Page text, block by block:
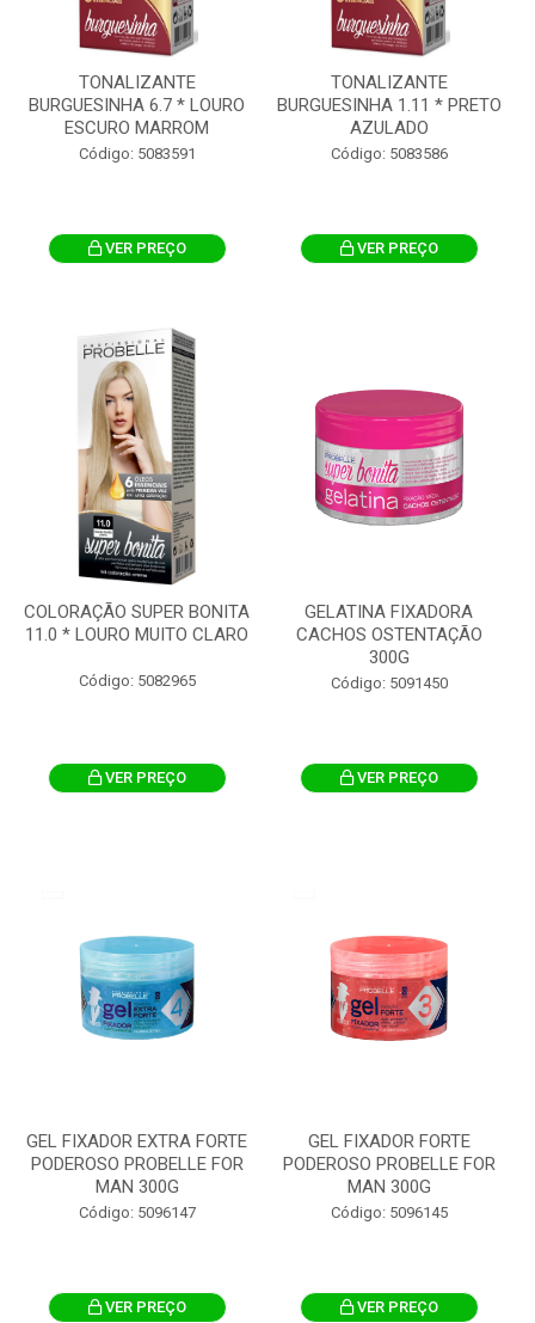
TONALIZANTE
BURGUESINHA 6.7 * LOURO
ESCURO MARROM
Código: 5083591
VER PREÇO
TONALIZANTE
BURGUESINHA 1.11 * PRETO
AZULADO
Código: 5083586
VER PREÇO
COLORAÇÃO SUPER BONITA
11.0 * LOURO MUITO CLARO
Código: 5082965
VER PREÇO
GELATINA FIXADORA
CACHOS OSTENTAÇÃO
300G
Código: 5091450
VER PREÇO
GEL FIXADOR EXTRA FORTE
PODEROSO PROBELLE FOR
MAN 300G
Código: 5096147
VER PREÇO
GEL FIXADOR FORTE
PODEROSO PROBELLE FOR
MAN 300G
Código: 5096145
VER PREÇO